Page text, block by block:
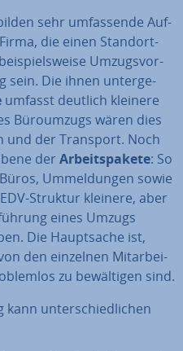
sehr um­fas­sen­de Auf­
die einen Stand­ort­
Um­zugs­vor­
sein. Die ihnen un­ter­ge­
umfasst deutlich kleinere
Bü­ro­um­zugs wären dies
und der Transport. Noch
der Ar­beits­pa­ke­te: So
Um­mel­dun­gen sowie
Struktur kleinere, aber
eines Umzugs
Die Haupt­sa­che ist,
den einzelnen Mit­ar­bei­
zu be­wäl­ti­gen sind.
kann un­ter­schied­li­chen